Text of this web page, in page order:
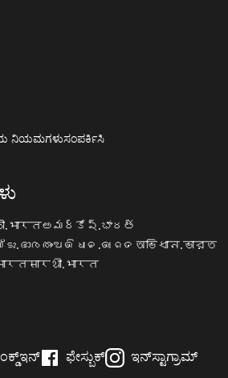
ನಿಯಮಗಳುಸಂಪರ್ಕಿಸಿ
అమర్కోష్.భారత్
ଅଭିଧାନ.ଭାରତ অভিধান.ভারত
सारथी.भारत
ಫೇಸ್ಬುಕ್ ಇನ್‌ಸ್ಟಾಗ್ರಾಮ್